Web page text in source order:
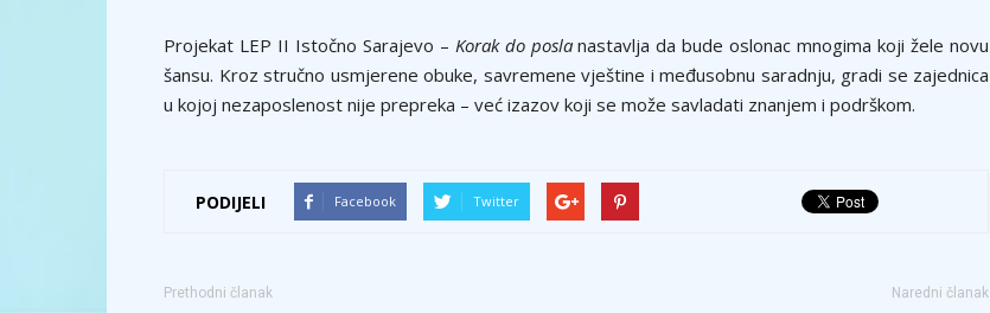
Projekat LEP II Istočno Sarajevo – Korak do poslanastavlja da bude oslonac mnogima koji žele novu
šansu. Kroz stručno usmjerene obuke, savremene vještine i međusobnu saradnju, gradi se zajednica
u kojoj nezaposlenost nije prepreka – već izazov koji se može savladati znanjem i podrškom.
PODIJELI Facebook Twitter
Prethodni članak Naredni članak